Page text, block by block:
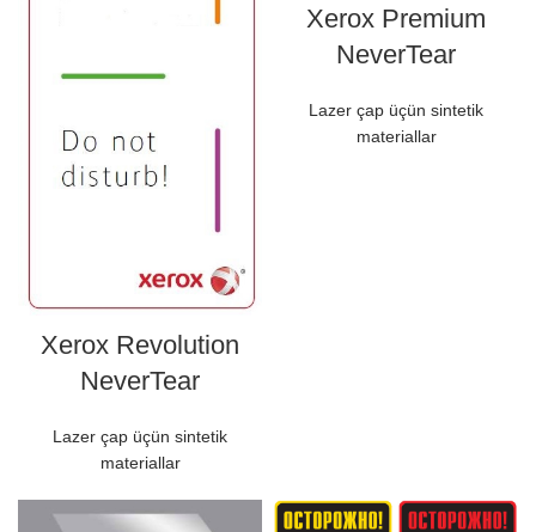
Xerox Revolution
NeverTear
Lazer çap üçün sintetik
materiallar
Xerox Premium
NeverTear
Lazer çap üçün sintetik
materiallar